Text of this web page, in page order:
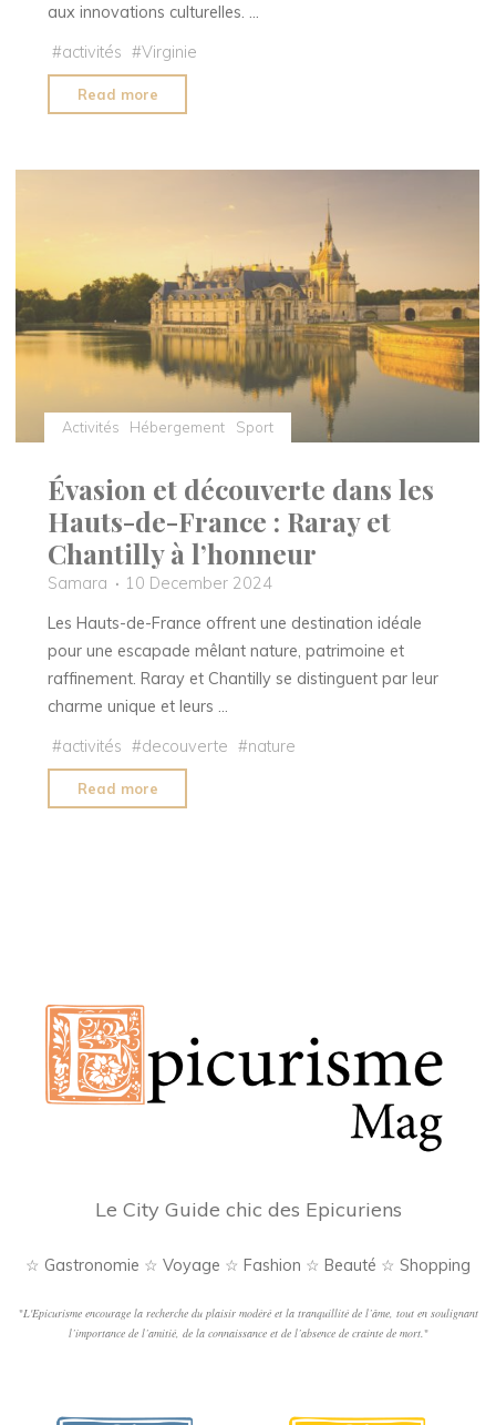
aux innovations culturelles. …
#activités #Virginie
Read more
en
:
événements
pas
manquer"
Activités Hébergement Sport
Évasion et découverte dans les
Hauts-de-France : Raray et
Chantilly à l’honneur
Samara
10 December 2024
Les Hauts-de-France offrent une destination idéale
pour une escapade mêlant nature, patrimoine et
raffinement. Raray et Chantilly se distinguent par leur
charme unique et leurs …
#activités #decouverte #nature
Read more
et
Raray
et
Chantilly
Le City Guide chic des Epicuriens
☆ Gastronomie ☆ Voyage ☆ Fashion ☆ Beauté ☆ Shopping
"L'Epicurisme encourage la recherche du plaisir modéré et la tranquillité de l’âme, tout en soulignant
l’importance de l’amitié, de la connaissance et de l’absence de crainte de mort."